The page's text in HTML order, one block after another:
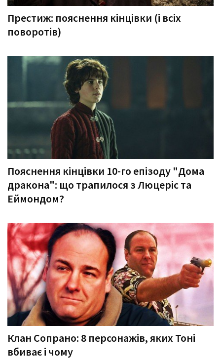
Престиж: пояснення кінцівки (і всіх
поворотів)
Пояснення кінцівки 10-го епізоду "Дома
дракона": що трапилося з Люцеріс та
Еймондом?
Клан Сопрано: 8 персонажів, яких Тоні
вбиває і чому